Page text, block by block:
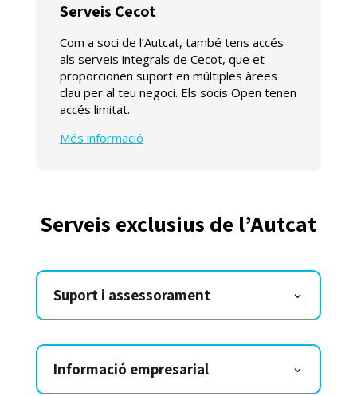
Serveis Cecot
Com a soci de l’Autcat, també tens accés
als serveis integrals de Cecot, que et
proporcionen suport en múltiples àrees
clau per al teu negoci. Els socis Open tenen
accés limitat.
Més informació
Serveis exclusius de l’Autcat
Suport i assessorament
Informació empresarial